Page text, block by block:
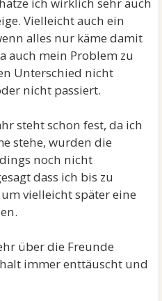
Vielleicht auch ein
alles nur käme damit
auch mein Problem zu
Unterschied nicht
nicht passiert.
steht schon fest, da ich
stehe, wurden die
noch nicht
dass ich bis zu
vielleicht später eine
über die Freunde
immer enttäuscht und